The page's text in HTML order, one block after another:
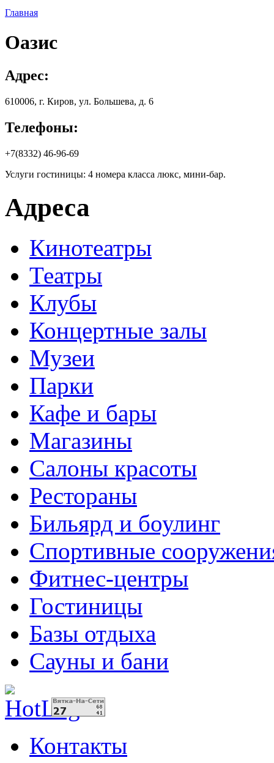
Главная
Оазис
Адрес:
610006, г. Киров, yл. Бoльшeвa, д. 6
Телефоны:
+7(8332) 46-96-69
Услуги гостиницы: 4 номера класса люкс, мини-бар.
Адреса
Кинотеатры
Театры
Клубы
Концертные залы
Музеи
Парки
Кафе и бары
Магазины
Салоны красоты
Рестораны
Бильярд и боулинг
Спортивные
Фитнес-центры
Гостиницы
Базы отдыха
Сауны и бани
Контакты